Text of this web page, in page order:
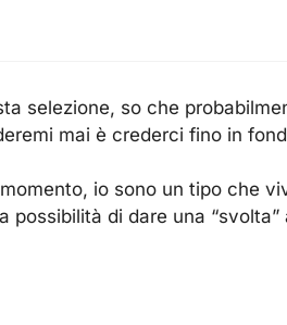
selezione, so che
mai è crederci fino in
io sono un tipo che
di dare una